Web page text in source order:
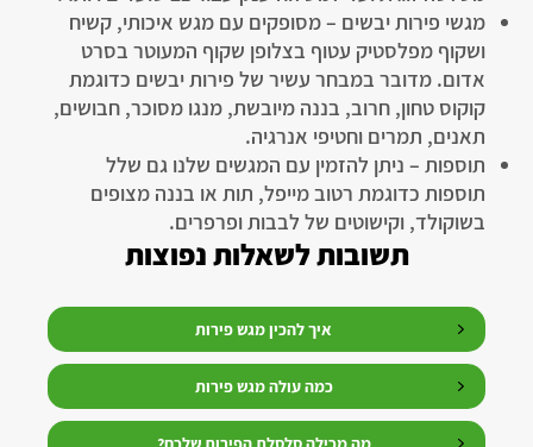
מגשי פירות יבשים – מסופקים עם מגש איכותי, קשיח
ושקוף מפלסטיק עטוף בצלופן שקוף המעוטר בסרט
אדום. מדובר במבחר עשיר של פירות יבשים כדוגמת
קוקוס טחון, חרוב, בננה מיובשת, מנגו מסוכר, חבושים,
תאנים, תמרים וחטיפי אנרגיה.
תוספות – ניתן להזמין עם המגשים שלנו גם שלל
תוספות כדוגמת רטוב מייפל, תות או בננה מצופים
בשוקולד, וקישוטים של לבבות ופרפרים.
תשובות לשאלות נפוצות
איך להכין מגש פירות
כמה עולה מגש פירות